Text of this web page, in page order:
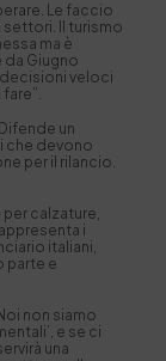
Le faccio
settori. Il turismo
ma è
Giugno
veloci
un
che devono
per il rilancio.
calzature,
i
italiani,
parte e
non siamo
e se ci
una